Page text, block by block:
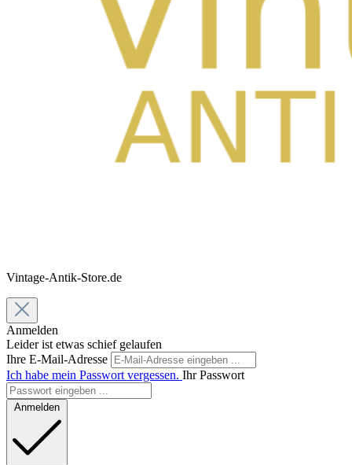
Vintage-Antik-Store.de
Anmelden
Leider ist etwas schief gelaufen
Ihre E-Mail-Adresse
Ich habe mein Passwort vergessen. Ihr Passwort
Anmelden